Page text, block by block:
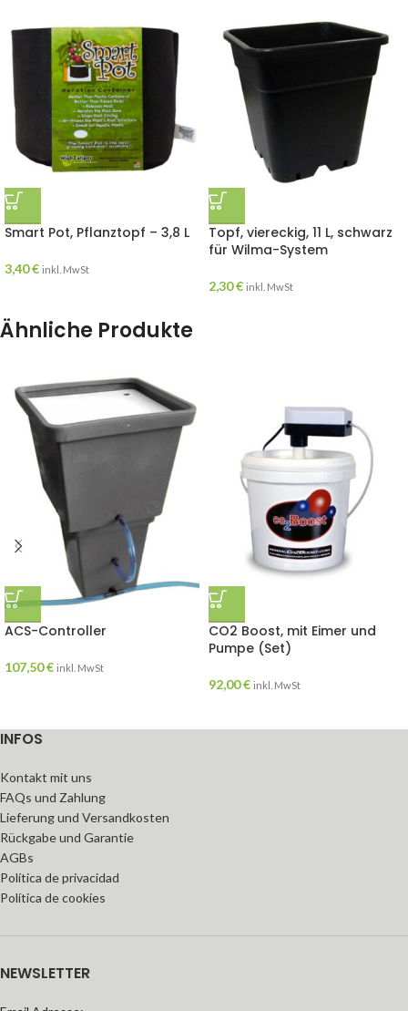
Smart Pot, Pflanztopf – 3,8 L
3,40€ inkl. MwSt
Topf, viereckig, 11 L, schwarz
für Wilma-System
2,30€ inkl. MwSt
Ähnliche Produkte
ACS-Controller
107,50€ inkl. MwSt
CO2 Boost, mit Eimer und
Pumpe (Set)
92,00€ inkl. MwSt
INFOS
Kontakt mit uns
FAQs und Zahlung
Lieferung und Versandkosten
Rückgabe und Garantie
AGBs
Política de privacidad
Política de cookies
NEWSLETTER